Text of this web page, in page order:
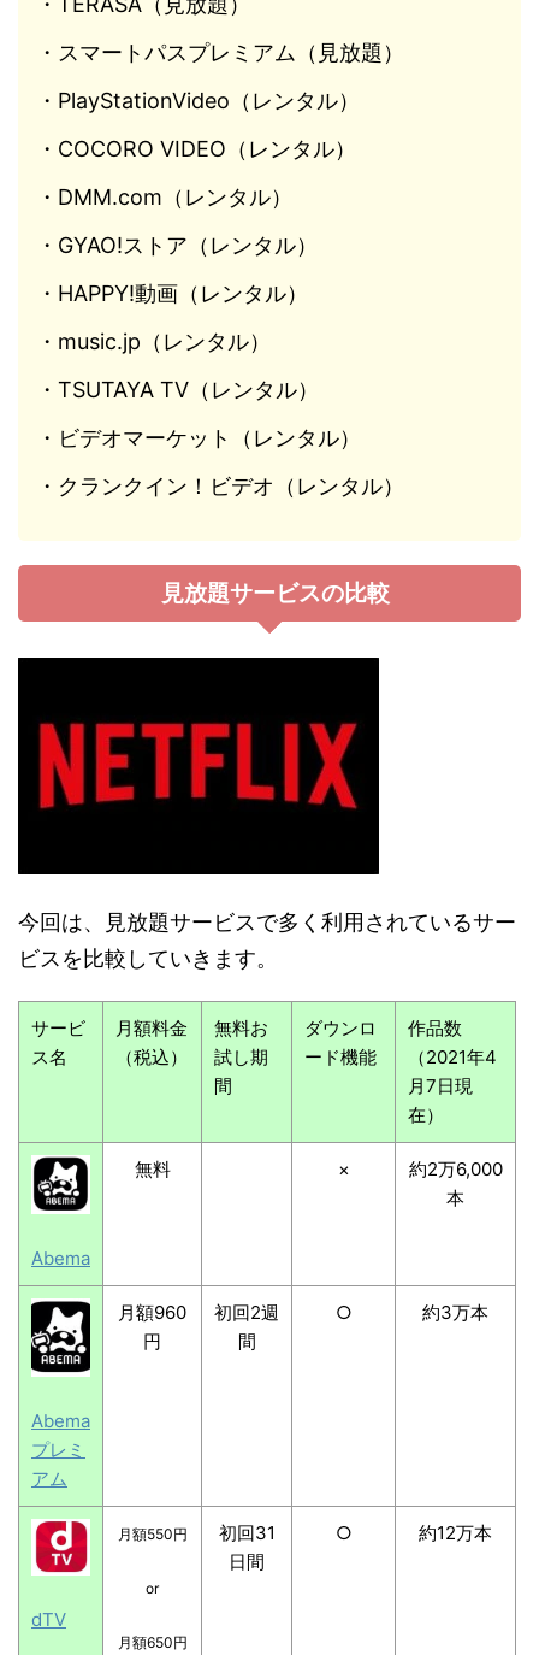
・スマートパスプレミアム（見放題）
・PlayStationVideo（レンタル）
・COCORO VIDEO（レンタル）
・DMM.com（レンタル）
・GYAO!ストア（レンタル）
・HAPPY!動画（レンタル）
・music.jp（レンタル）
・TSUTAYA TV（レンタル）
・ビデオマーケット（レンタル）
・クランクイン！ビデオ（レンタル）
見放題サービスの比較
今回は、見放題サービスで多く利用されているサー
ビスを比較していきます。
サービ
ス名
月額料金
（税込）
無料お
試し期
間
ダウンロ
ード機能
作品数
（2021年4
月7日現
在）
Abema
無料 ×
約2万6,000
本
Abema
プレミ
アム
月額960
円
初回2週
間
○ 約3万本
dTV
月額550円
or
月額650円
初回31
日間
○ 約12万本